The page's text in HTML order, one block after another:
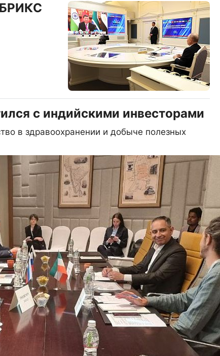
БРИКС
с индийскими инвесторами
в здравоохранении и добыче полезных